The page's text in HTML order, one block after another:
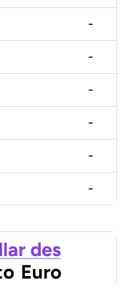
-
-
-
-
-
-
des
Euro